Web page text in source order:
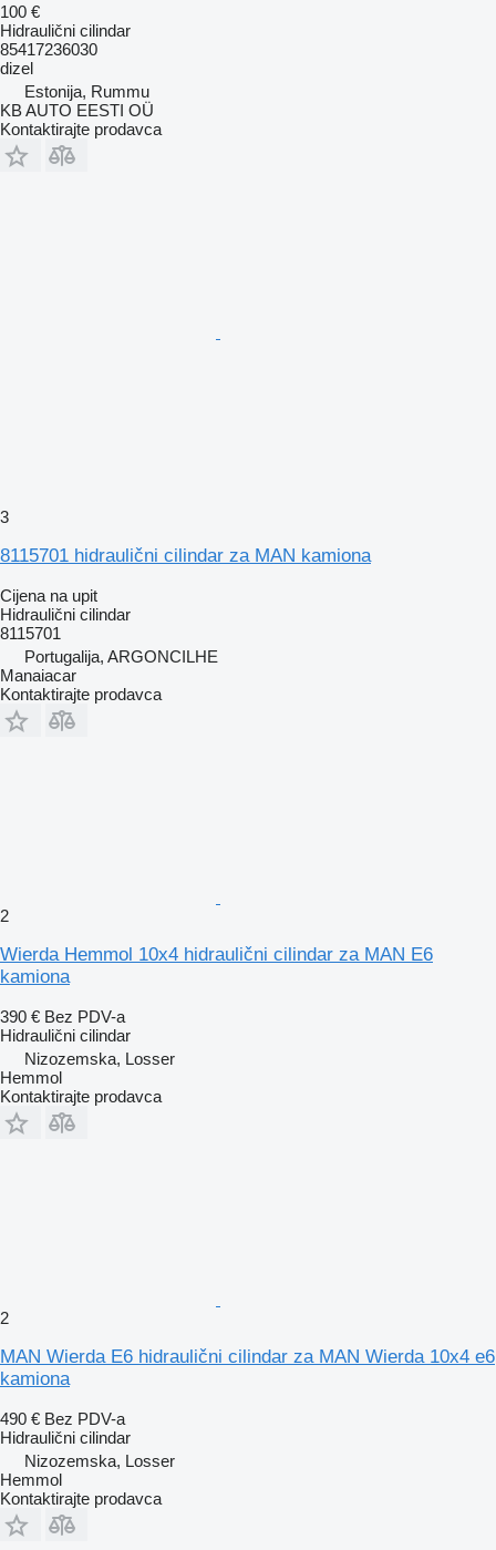
100 €
Hidraulični cilindar
85417236030
dizel
Estonija, Rummu
KB AUTO EESTI OÜ
Kontaktirajte prodavca
3
8115701 hidraulični cilindar za MAN kamiona
Cijena na upit
Hidraulični cilindar
8115701
Portugalija, ARGONCILHE
Manaiacar
Kontaktirajte prodavca
2
Wierda Hemmol 10x4 hidraulični cilindar za MAN E6
kamiona
390 € Bez PDV-a
Hidraulični cilindar
Nizozemska, Losser
Hemmol
Kontaktirajte prodavca
2
MAN Wierda E6 hidraulični cilindar za MAN Wierda 10x4 e6
kamiona
490 € Bez PDV-a
Hidraulični cilindar
Nizozemska, Losser
Hemmol
Kontaktirajte prodavca